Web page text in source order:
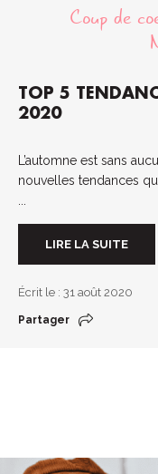
Coup de
TOP 5
2020
L’automne est sans
nouvelles tendances
LIRE LA SUITE
Écrit le : 31 août 2020
Partager